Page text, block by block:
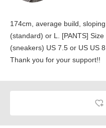
174cm, average build,
(standard) or L. [PANTS]
(sneakers) US 7.5 or US US
Thank you for your support!!